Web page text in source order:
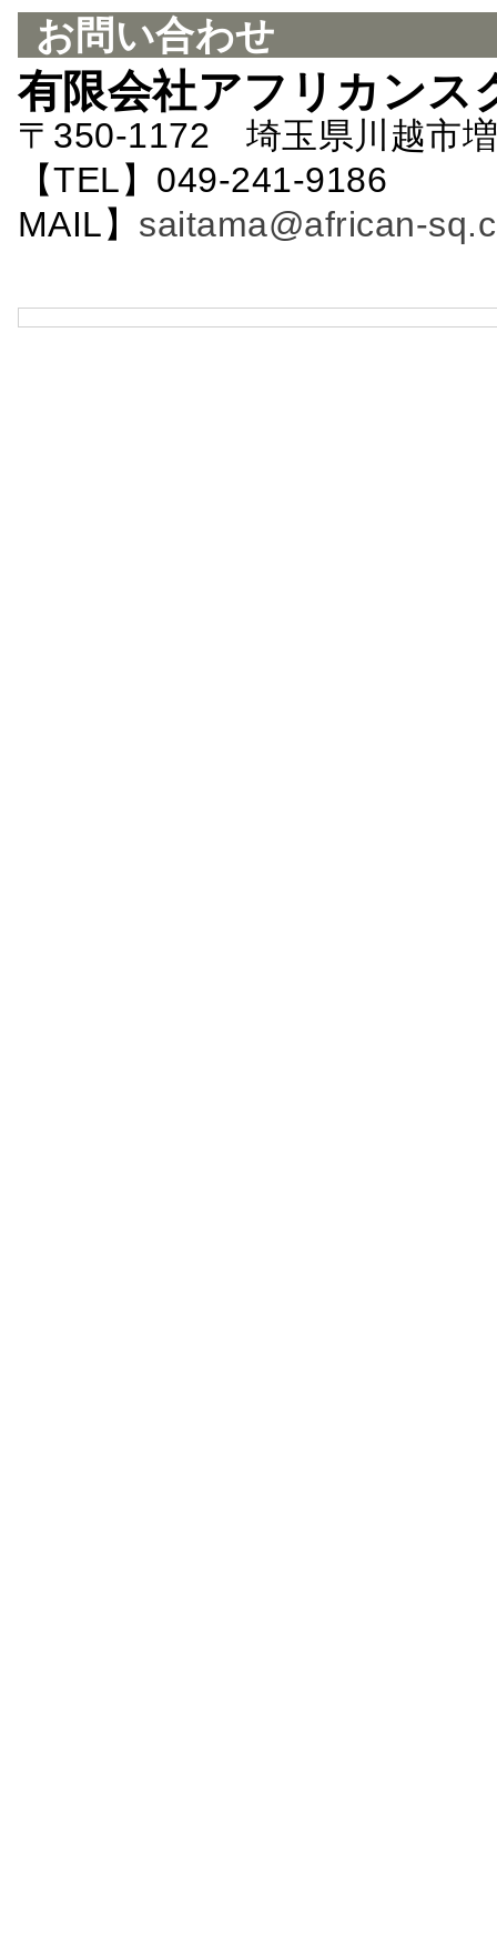
お問い合わせ
有限会社アフリカンス
〒350-1172 埼玉県川越市
【TEL】049-241-
MAIL】 saitama@african-